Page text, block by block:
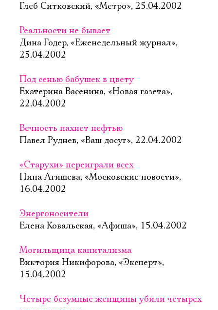
Глеб Ситковский, «Метро», 25.04.2002
Реальности не бывает
Дина Годер, «Еженедельный журнал»,
25.04.2002
Под сенью бабушек в цвету
Екатерина Васенина, «Новая газета»,
22.04.2002
Вечность пахнет нефтью
Павел Руднев, «Ваш досуг», 22.04.2002
«Старухи» переиграли всех
Нина Агишева, «Московские новости»,
16.04.2002
Энергоносители
Елена Ковальская, «Афиша», 15.04.2002
Могильщица капитализма
Виктория Никифорова, «Эксперт»,
15.04.2002
Четыре безумные женщины убили четырех